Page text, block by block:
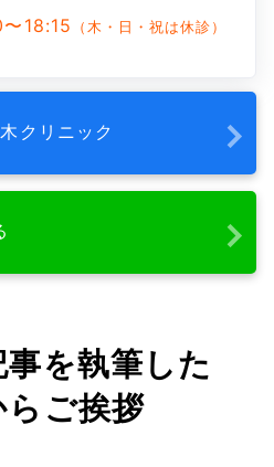
18:15 （木・日・祝は休診）
クリニック
を執筆した
らご挨拶
情報
のお知らせ
ックについて
ての方へ
の診療
美容診療